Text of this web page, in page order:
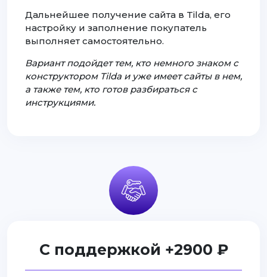
Дальнейшее получение сайта в Tilda, его
настройку и заполнение покупатель
выполняет самостоятельно.
Вариант подойдет тем, кто немного знаком с
конструктором Tilda и уже имеет сайты в нем,
а также тем, кто готов разбираться с
инструкциями.
С поддержкой +2900 ₽